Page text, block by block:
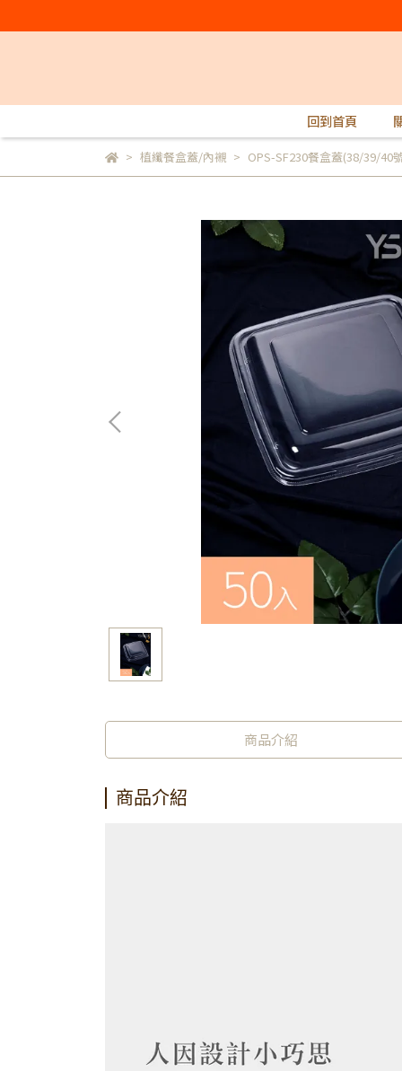
回到首頁
植纖餐盒蓋/內襯 OPS-SF230餐盒蓋(38/39/40
商品介紹
商品介紹